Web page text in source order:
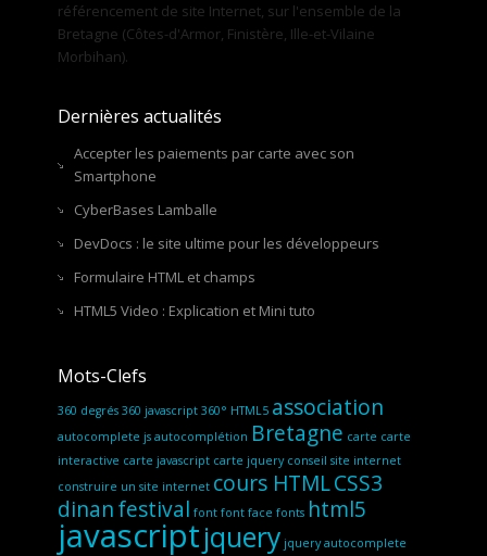
référencement de site Internet, sur l'ensemble de la
Bretagne (Côtes-d'Armor, Finistère, Ille-et-Vilaine
Morbihan).
Dernières actualités
Accepter les paiements par carte avec son
Smartphone
CyberBases Lamballe
DevDocs : le site ultime pour les développeurs
Formulaire HTML et champs
HTML5 Video : Explication et Mini tuto
Mots-Clefs
360 degrés 360 javascript 360° HTML5 association
autocomplete js autocomplétion Bretagne carte carte
interactive carte javascript carte jquery conseil site internet
construire un site internet cours HTMLCSS3
dinanfestival font font face fonts html5
javascriptjquery jquery autocomplete